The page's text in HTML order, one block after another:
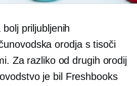
priljubljenih
orodja s tisoči
Za razliko od drugih orodij
je bil Freshbooks